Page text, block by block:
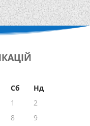
Сб
Нд
1
2
8
9